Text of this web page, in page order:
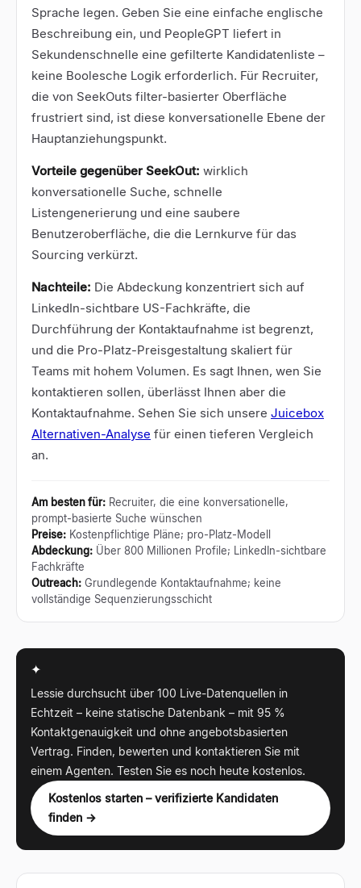
Sprache legen. Geben Sie eine einfache englische
Beschreibung ein, und PeopleGPT liefert in
Sekundenschnelle eine gefilterte Kandidatenliste –
keine Boolesche Logik erforderlich. Für Recruiter,
die von SeekOuts filter-basierter Oberfläche
frustriert sind, ist diese konversationelle Ebene der
Hauptanziehungspunkt.
Vorteile gegenüber SeekOut: wirklich
konversationelle Suche, schnelle
Listengenerierung und eine saubere
Benutzeroberfläche, die die Lernkurve für das
Sourcing verkürzt.
Nachteile: Die Abdeckung konzentriert sich auf
LinkedIn-sichtbare US-Fachkräfte, die
Durchführung der Kontaktaufnahme ist begrenzt,
und die Pro-Platz-Preisgestaltung skaliert für
Teams mit hohem Volumen. Es sagt Ihnen, wen Sie
kontaktieren sollen, überlässt Ihnen aber die
Kontaktaufnahme. Sehen Sie sich unsere Juicebox
Alternativen-Analyse für einen tieferen Vergleich
an.
Am besten für: Recruiter, die eine konversationelle,
prompt-basierte Suche wünschen
Preise: Kostenpflichtige Pläne; pro-Platz-Modell
Abdeckung: Über 800 Millionen Profile; LinkedIn-sichtbare
Fachkräfte
Outreach: Grundlegende Kontaktaufnahme; keine
vollständige Sequenzierungsschicht
✦
Lessie durchsucht über 100 Live-Datenquellen in
Echtzeit – keine statische Datenbank – mit 95 %
Kontaktgenauigkeit und ohne angebotsbasierten
Vertrag. Finden, bewerten und kontaktieren Sie mit
einem Agenten. Testen Sie es noch heute kostenlos.
Kostenlos starten – verifizierte Kandidaten
finden →